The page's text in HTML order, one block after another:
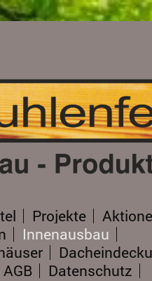
Projekte
Innenausbau
Datenschutz